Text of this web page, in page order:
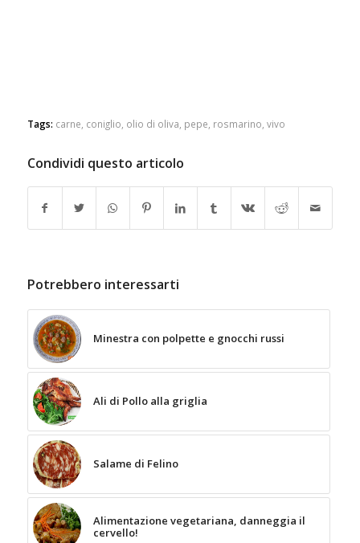
Tags: carne, coniglio, olio di oliva, pepe, rosmarino, vivo
Condividi questo articolo
Potrebbero interessarti
Minestra con polpette e gnocchi russi
Ali di Pollo alla griglia
Salame di Felino
Alimentazione vegetariana, danneggia il
cervello!